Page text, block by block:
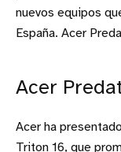
nuevos equipos
España. Acer
Acer
Acer ha
Triton 16, que